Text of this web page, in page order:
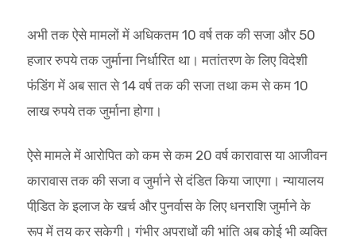
अभी तक ऐसे मामलों में अधिकतम 10 वर्ष तक की सजा और 50
हजार रुपये तक जुर्माना निर्धारित था। मतांतरण के लिए विदेशी
फंडिंग में अब सात से 14 वर्ष तक की सजा तथा कम से कम 10
लाख रुपये तक जुर्माना होगा।
ऐसे मामले में आरोपित को कम से कम 20 वर्ष कारावास या आजीवन
कारावास तक की सजा व जुर्माने से दंडित किया जाएगा। न्यायालय
पीडि़त के इलाज के खर्च और पुनर्वास के लिए धनराशि जुर्माने के
रूप में तय कर सकेगी। गंभीर अपराधों की भांति अब कोई भी व्यक्ति